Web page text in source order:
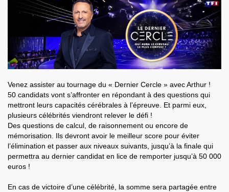
Venez assister au tournage du « Dernier Cercle » avec Arthur !
50 candidats vont s’affronter en répondant à des questions qui
mettront leurs capacités cérébrales à l’épreuve. Et parmi eux,
plusieurs célébrités viendront relever le défi !
Des questions de calcul, de raisonnement ou encore de
mémorisation. Ils devront avoir le meilleur score pour éviter
l’élimination et passer aux niveaux suivants, jusqu’à la finale qui
permettra au dernier candidat en lice de remporter jusqu’à 50 000
euros !
En cas de victoire d’une célébrité, la somme sera partagée entre